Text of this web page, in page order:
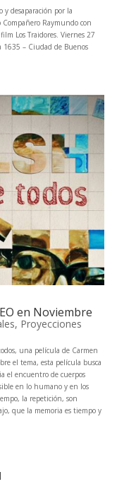
y desaparación por la
Raymundo con
Los Traidores. Viernes 27
1635 – Ciudad de Buenos
en Noviembre
, Proyecciones
una película de Carmen
el tema, esta película busca
el encuentro de cuerpos
en lo humano y en los
la repetición, son
que la memoria es tiempo y